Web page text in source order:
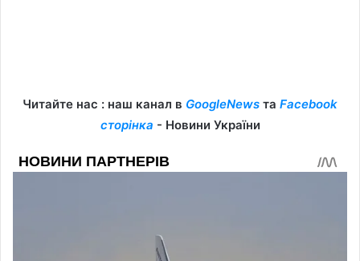
Читайте нас : наш канал в GoogleNews та Facebook
сторінка - Новини України